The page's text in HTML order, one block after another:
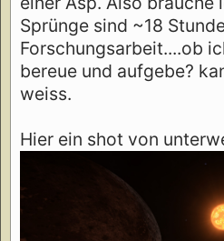
Sprünge sind ~18
Forschungsarbeit....ob
bereue und aufgebe?
weiss.
Hier ein shot von